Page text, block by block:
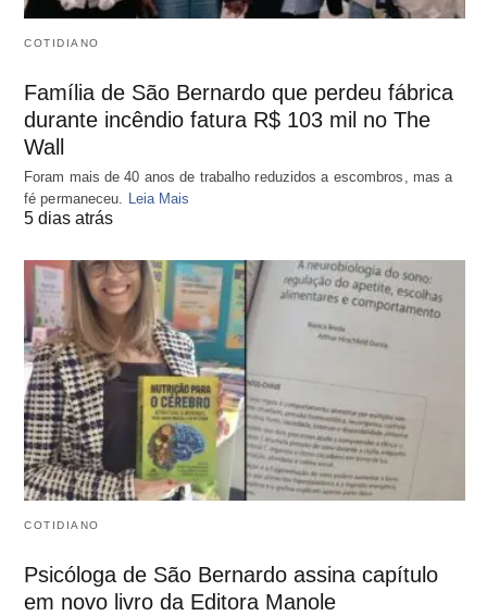
COTIDIANO
Família de São Bernardo que perdeu fábrica
durante incêndio fatura R$ 103 mil no The
Wall
Foram mais de 40 anos de trabalho reduzidos a escombros, mas a
fé permaneceu. Leia Mais
5 dias atrás
COTIDIANO
Psicóloga de São Bernardo assina capítulo
em novo livro da Editora Manole